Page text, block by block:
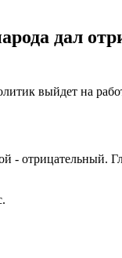
дал
выйдет на
- отрицательный.